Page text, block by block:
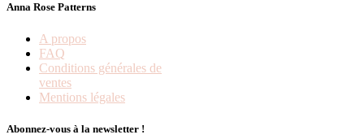
Anna Rose Patterns
A propos
FAQ
Conditions générales de
ventes
Mentions légales
Abonnez-vous à la newsletter !